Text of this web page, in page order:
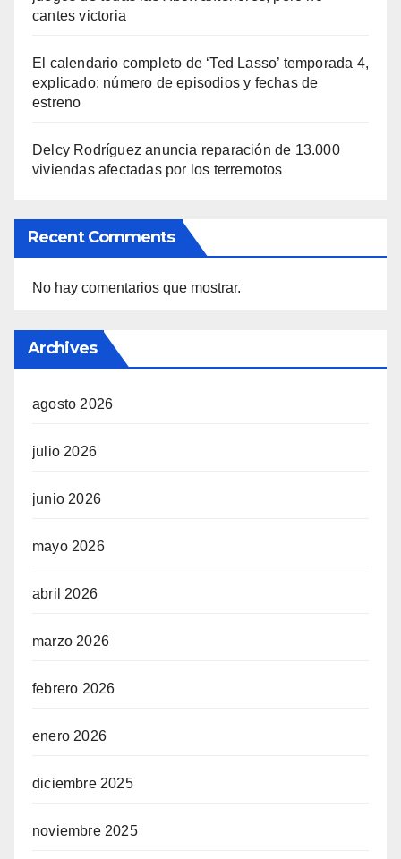
cantes victoria
El calendario completo de ‘Ted Lasso’ temporada 4,
explicado: número de episodios y fechas de
estreno
Delcy Rodríguez anuncia reparación de 13.000
viviendas afectadas por los terremotos
Recent Comments
No hay comentarios que mostrar.
Archives
agosto 2026
julio 2026
junio 2026
mayo 2026
abril 2026
marzo 2026
febrero 2026
enero 2026
diciembre 2025
noviembre 2025